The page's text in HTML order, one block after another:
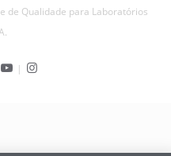
de Qualidade para Laboratórios